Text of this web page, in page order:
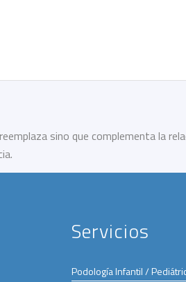
sino que complementa la
Servicios
Podología Infantil /